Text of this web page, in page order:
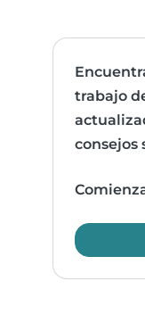
trabajo
consejos